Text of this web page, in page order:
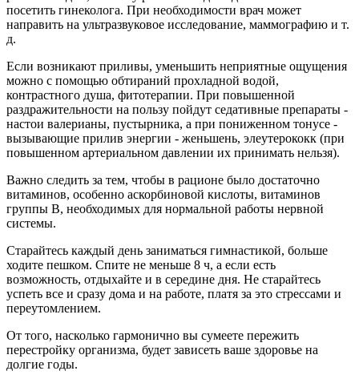
посетить гинеколога. При необходимости врач может
направить на ультразвуковое исследование, маммографию и т.
д.
Если возникают приливы, уменьшить неприятные ощущения
можно с помощью обтираний прохладной водой,
контрастного душа, фитотерапии. При повышенной
раздражительности на пользу пойдут седативные препараты -
настои валерианы, пустырника, а при пониженном тонусе -
вызывающие прилив энергии - женьшень, элеутерококк (при
повышенном артериальном давлении их принимать нельзя).
Важно следить за тем, чтобы в рационе было достаточно
витаминов, особенно аскорбиновой кислоты, витаминов
группы В, необходимых для нормальной работы нервной
системы.
Старайтесь каждый день заниматься гимнастикой, больше
ходите пешком. Спите не меньше 8 ч, а если есть
возможность, отдыхайте и в середине дня. Не старайтесь
успеть все и сразу дома и на работе, платя за это стрессами и
переутомлением.
От того, насколько гармонично вы сумеете пережить
перестройку организма, будет зависеть ваше здоровье на
долгие годы.